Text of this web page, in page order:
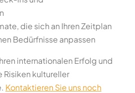
die sich an Ihren Zeitplan
Bedürfnisse anpassen
internationalen Erfolg und
Risiken kultureller
Kontaktieren Sie uns noch